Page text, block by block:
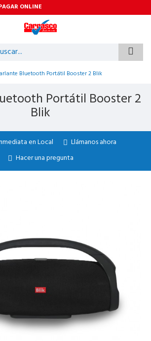
ONLINE
Bluetooth Portátil Booster 2 Blik
Portátil Booster 2
Blik
en Local
Llámanos ahora
Hacer una pregunta